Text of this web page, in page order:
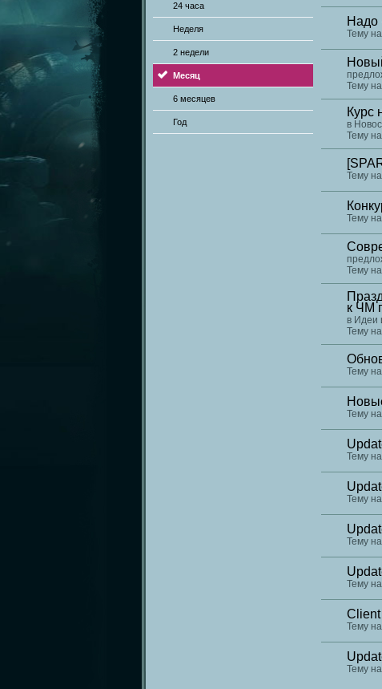
24 часа
Неделя
2 недели
Месяц
6 месяцев
Год
Надо
Тему
Тему
Курс
в
Тему
Тему
Тему
Тему
к ЧМ
в Идеи
Тему
Тему
Тему
Тему
Тему
Тему
Тему
Тему
Тему